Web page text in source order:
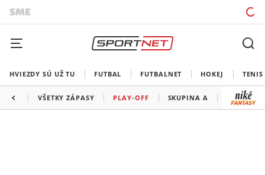
HVIEZDY SÚ UŽ TU FUTBAL FUTBALNET HOKEJ TENIS
VŠETKY ZÁPASY PLAY-OFF SKUPINA A SKUPINA